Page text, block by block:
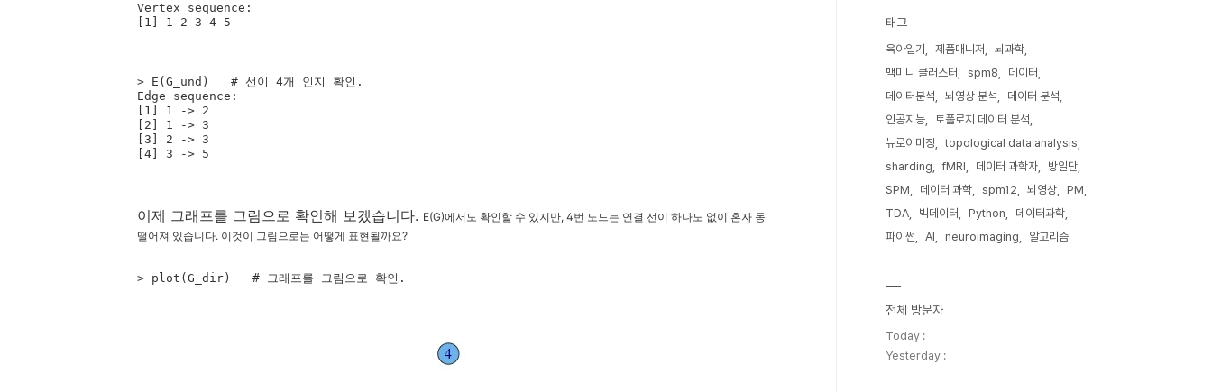
Vertex sequence:
> E(G_und)   # 선이 4개 인지 확인.
Edge sequence:
[1] 1 -> 2
[2] 1 -> 3
[3] 2 -> 3
이제 그래프를 그림으로 확인해 보겠습니다. E(G)에서도 확인할 수 있지만, 4번 노드는 연결 선이 하나도 없이 혼자 동
떨어져 있습니다. 이것이 그림으로는 어떻게 표현될까요?
태그
육아일기 제품매니저
뇌과학
맥미니 클러스터
spm8
데이터
데이터분석
뇌영상 분석
데이터 분석
인공지능
토폴로지 데이터 분석
뉴로이미징
topological data analysis
sharding
fMRI 데이터 과학자
방일단
SPM
데이터 과학 spm12 뇌영상
PM
TDA
빅데이터 Python
데이터과학
파이썬
AI neuroimaging 알고리즘
전체 방문자
Today :
Yesterday :